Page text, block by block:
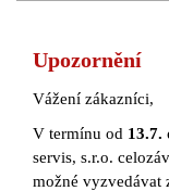
Upozornění
Vážení zákazníci,
V termínu od 13.7.
servis, s.r.o.
možné vyzvedávat